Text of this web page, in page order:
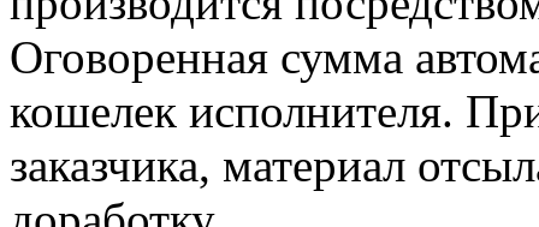
Оговоренная сумма
кошелек исполнителя.
заказчика, материал